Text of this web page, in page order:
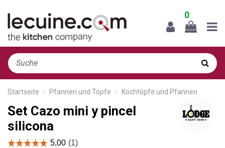
0
Startseite Pfannen und Töpfe Kochtöpfe und Pfannen
Set Cazo mini y pincel
silicona